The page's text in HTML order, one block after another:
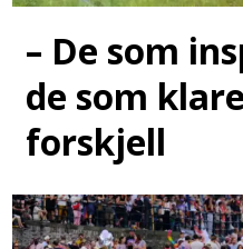
– De som
de som
forskjell